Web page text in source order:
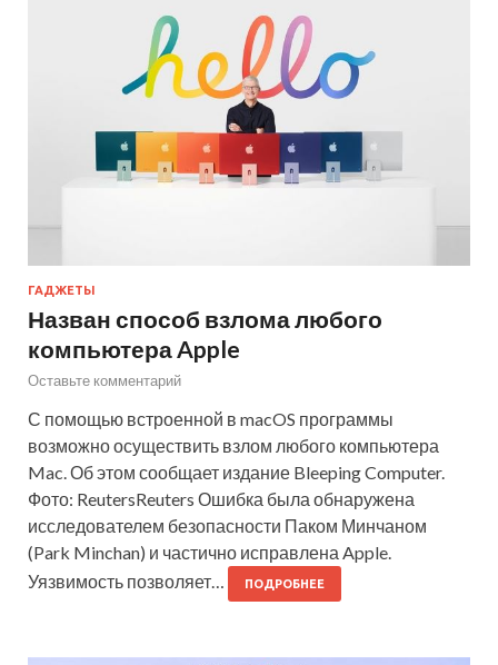
ГАДЖЕТЫ
Назван способ взлома любого
компьютера Apple
Оставьте комментарий
С помощью встроенной в macOS программы
возможно осуществить взлом любого компьютера
Mac. Об этом сообщает издание Bleeping Computer.
Фото: ReutersReuters Ошибка была обнаружена
исследователем безопасности Паком Минчаном
(Park Minchan) и частично исправлена Apple.
Уязвимость позволяет…
ПОДРОБНЕЕ